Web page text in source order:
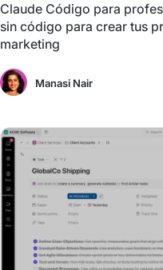
Claude Código para
sin código para crear tus
marketing
Manasi Nair